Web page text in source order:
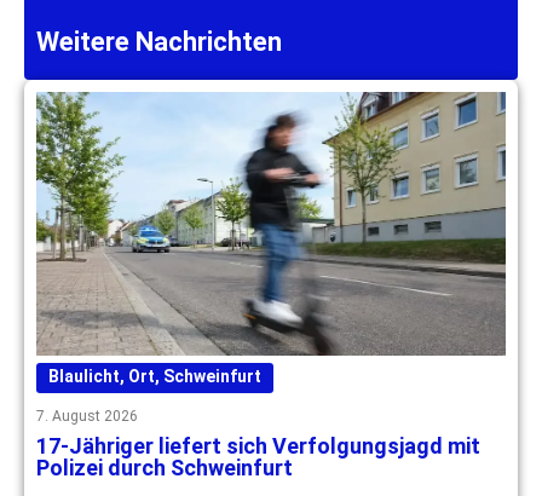
Weitere Nachrichten
Blaulicht, Ort, Schweinfurt
7. August 2026
17-Jähriger liefert sich Verfolgungsjagd mit
Polizei durch Schweinfurt